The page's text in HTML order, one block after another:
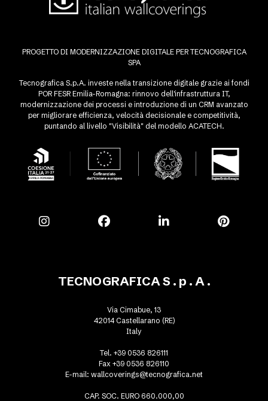
PROGETTO DI MODERNIZZAZIONE DIGITALE PER TECNOGRAFICA
SPA
Tecnografica S.p.A. investe nella transizione digitale grazie ai fondi
POR FESR Emilia-Romagna: rinnovo dell'infrastruttura IT,
modernizzazione dei processi e introduzione di un CRM avanzato
per migliorare efficienza, velocità decisionale e competitività,
puntando al livello "Visibilità" del modello ACATECH.
TECNOGRAFICA S . p . A .
Via Cimabue, 13
42014 Castellarano (RE)
Italy
Tel. +39 0536 826111
Fax +39 0536 826110
E-mail: wallcoverings@tecnografica.net
CAP. SOC. EURO 660.000,00